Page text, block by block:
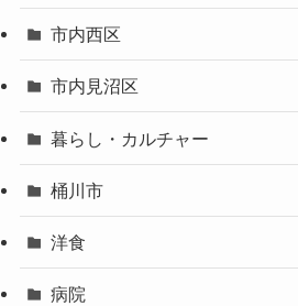
市内西区
市内見沼区
暮らし・カルチャー
桶川市
洋食
病院